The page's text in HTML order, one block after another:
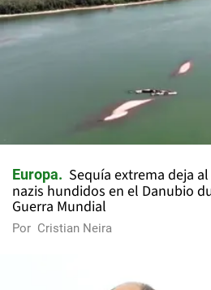
Europa
Sequía extrema deja
nazis hundidos en el Danubio
Guerra Mundial
Por Cristian Neira